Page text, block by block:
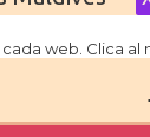
web. Clica